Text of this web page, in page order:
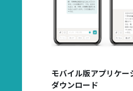
モバイル版アプリケー
ダウンロード